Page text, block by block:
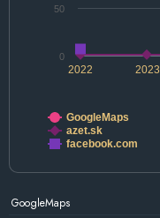
2022 2023
0
50
GoogleMaps
azet.sk
facebook.com
GoogleMaps